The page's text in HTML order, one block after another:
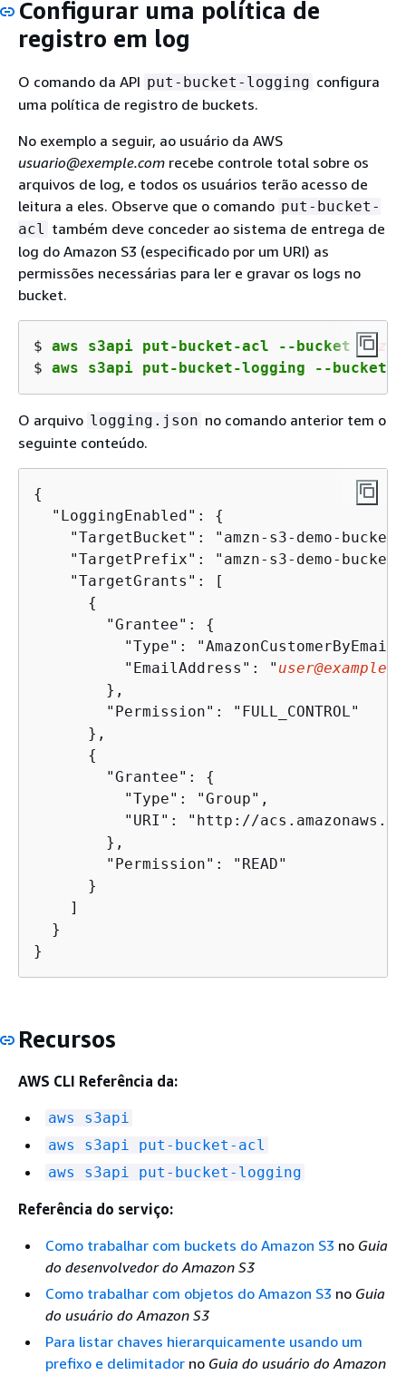
Configurar uma política de
registro em log
O comando da API put-bucket-logging configura
uma política de registro de buckets.
No exemplo a seguir, ao usuário da AWS
usuario@exemple.com recebe controle total sobre os
arquivos de log, e todos os usuários terão acesso de
leitura a eles. Observe que o comando put-bucket-
acl
também deve conceder ao sistema de entrega de
log do Amazon S3 (especificado por um URI) as
permissões necessárias para ler e gravar os logs no
bucket.
$ aws s3api put-bucket-acl --bucket amzn
$ aws s3api put-bucket-logging --bucket
O arquivo logging.json no comando anterior tem o
seguinte conteúdo.
{
  "LoggingEnabled":
{
"TargetBucket": "amzn-s3-demo-
"TargetPrefix": "amzn-s3-demo-
    "TargetGrants": [
{
        "Grantee":
{
"Type":
          "EmailAddress": "
        },
        "Permission": "FULL_CONTROL"
      },
{
        "Grantee":
{
          "Type": "Group",
"URI": "http://
        },
        "Permission": "READ"
      }
    ]
  }
}
Recursos
AWS CLI Referência da:
aws s3api
aws s3api put-bucket-acl
aws s3api put-bucket-logging
Referência do serviço:
Como trabalhar com buckets do Amazon S3 no Guia
do desenvolvedor do Amazon S3
Como trabalhar com objetos do Amazon S3 no Guia
do usuário do Amazon S3
Para listar chaves hierarquicamente usando um
prefixo e delimitador no Guia do usuário do Amazon